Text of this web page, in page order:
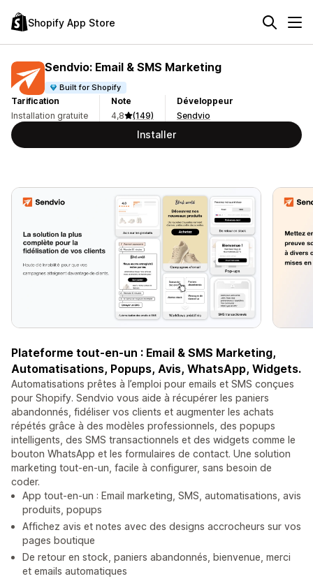
Shopify App Store
Sendvio: Email & SMS Marketing
Built for Shopify
Tarification
Installation gratuite
Note
4,8
(149)
Développeur
Sendvio
Installer
Plateforme tout-en-un : Email & SMS Marketing,
Automatisations, Popups, Avis, WhatsApp, Widgets.
Automatisations prêtes à l’emploi pour emails et SMS conçues
pour Shopify. Sendvio vous aide à récupérer les paniers
abandonnés, fidéliser vos clients et augmenter les achats
répétés grâce à des modèles professionnels, des popups
intelligents, des SMS transactionnels et des widgets comme le
bouton WhatsApp et les formulaires de contact. Une solution
marketing tout-en-un, facile à configurer, sans besoin de
coder.
App tout-en-un : Email marketing, SMS, automatisations, avis
produits, popups
Affichez avis et notes avec des designs accrocheurs sur vos
pages boutique
De retour en stock, paniers abandonnés, bienvenue, merci
et emails automatiques